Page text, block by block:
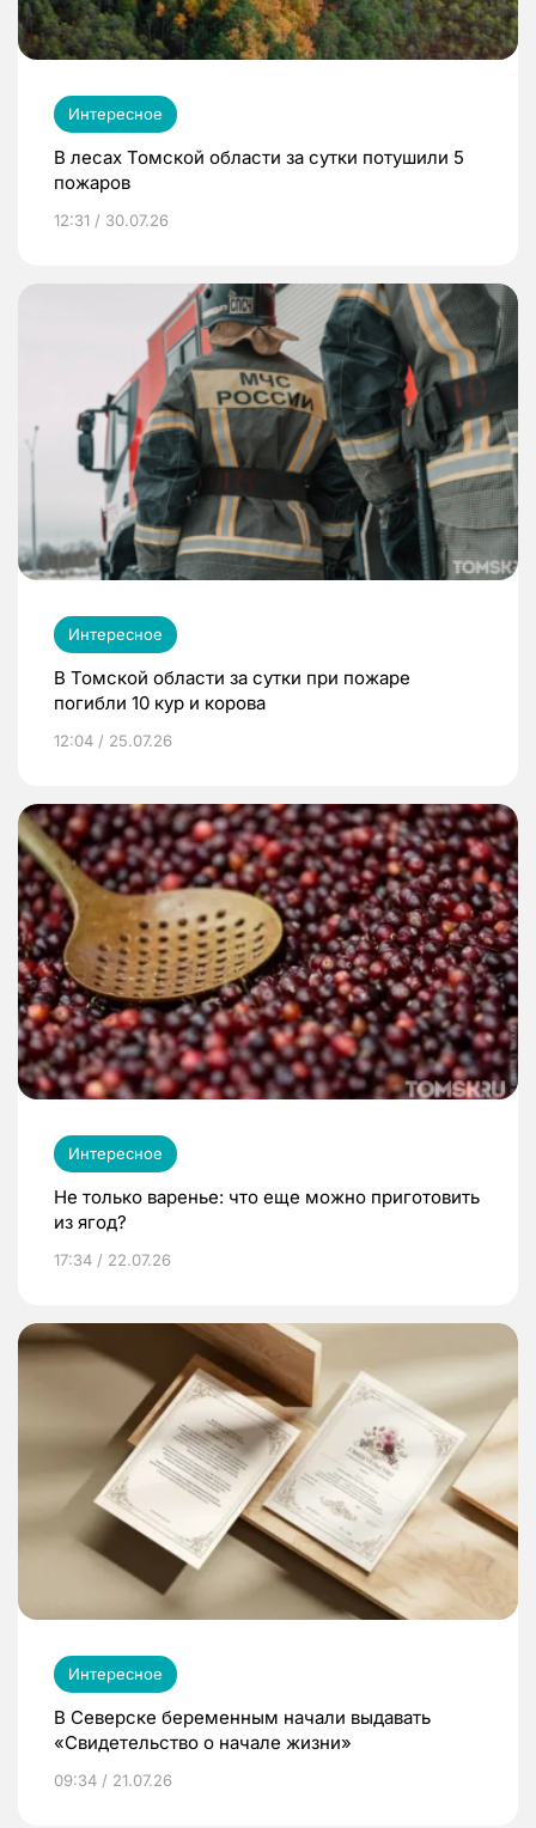
Интересное
В лесах Томской области за сутки потушили 5
пожаров
12:31 / 30.07.26
Интересное
В Томской области за сутки при пожаре
погибли 10 кур и корова
12:04 / 25.07.26
Интересное
Не только варенье: что еще можно приготовить
из ягод?
17:34 / 22.07.26
Интересное
В Северске беременным начали выдавать
«Свидетельство о начале жизни»
09:34 / 21.07.26